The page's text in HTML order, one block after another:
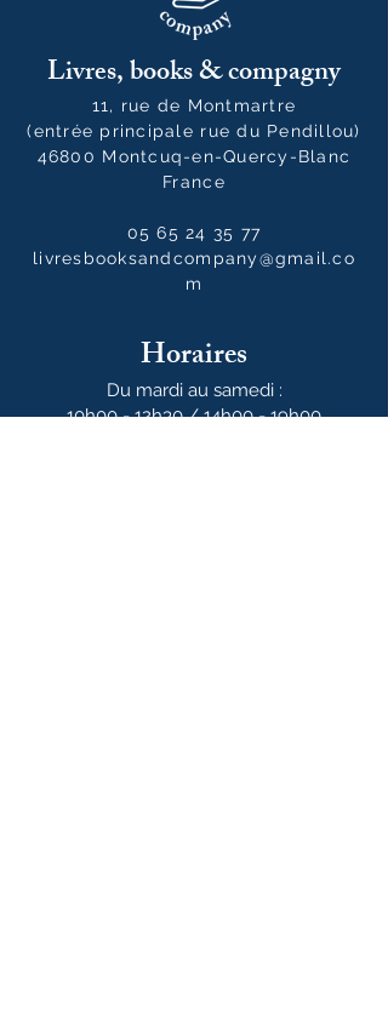
Livres, books & compagny
11, rue de Montmartre
(entrée principale rue du Pendillou)
46800 Montcuq-en-Quercy-Blanc
France
05 65 24 35 77
livresbooksandcompany@gmail.co
m
Horaires
Du mardi au samedi :
10h00 - 12h30 / 14h00 - 19h00